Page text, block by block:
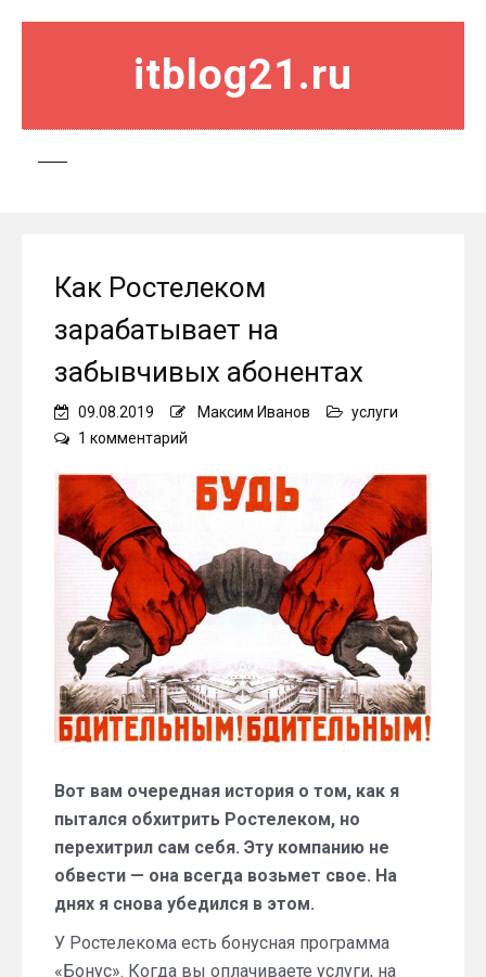
itblog21.ru
Как Ростелеком
зарабатывает на
забывчивых абонентах
09.08.2019 Максим Иванов
услуги
1 комментарий
Как
Ростелеком
забывчивых
абонентах
Вот вам очередная история о том, как я
пытался обхитрить Ростелеком, но
перехитрил сам себя. Эту компанию не
обвести — она всегда возьмет свое. На
днях я снова убедился в этом.
У Ростелекома есть бонусная программа
«Бонус». Когда вы оплачиваете услуги, на